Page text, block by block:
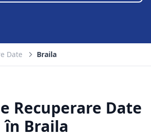
Date Braila
Recuperare Date
în Braila